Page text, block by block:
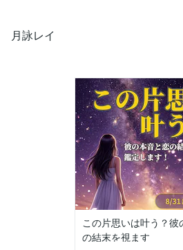
月詠レイ
この片思いは叶う？彼
の結末を視ます